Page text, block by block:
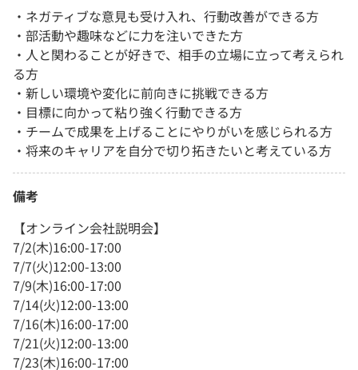
・ネガティブな意見も受け入れ、行動改善ができる方
・部活動や趣味などに力を注いできた方
・人と関わることが好きで、相手の立場に立って考えられ
る方
・新しい環境や変化に前向きに挑戦できる方
・目標に向かって粘り強く行動できる方
・チームで成果を上げることにやりがいを感じられる方
・将来のキャリアを自分で切り拓きたいと考えている方
備考
【オンライン会社説明会】
7/2(木)16:00-17:00
7/7(火)12:00-13:00
7/9(木)16:00-17:00
7/14(火)12:00-13:00
7/16(木)16:00-17:00
7/21(火)12:00-13:00
7/23(木)16:00-17:00